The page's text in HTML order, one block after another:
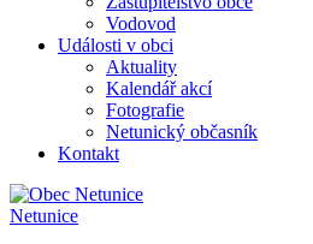
Vodovod
Události v obci
Aktuality
Kalendář akcí
Fotografie
Netunický občasník
Kontakt
Netunice